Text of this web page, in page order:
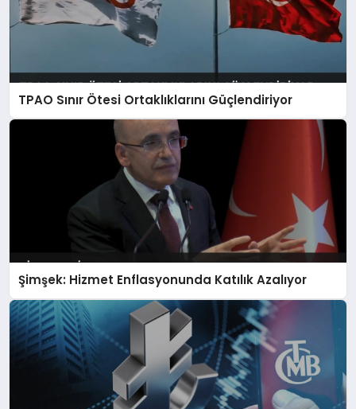
TPAO Sınır Ötesi Ortaklıklarını Güçlendiriyor
Şimşek: Hizmet Enflasyonunda Katılık Azalıyor